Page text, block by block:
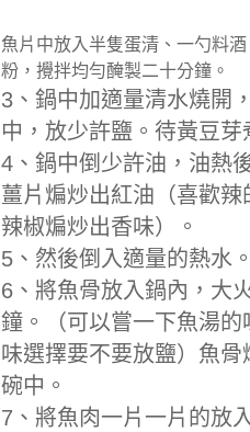
魚片中放入半隻蛋清、一勺料
粉，攪拌均勻醃製二十分鐘。
3、鍋中加適量清水燒開
中，放少許鹽。待黃豆芽
4、鍋中倒少許油，油熱
薑片煸炒出紅油（喜歡
辣椒煸炒出香味）。
5、然後倒入適量的熱水。
6、將魚骨放入鍋內，大
鐘。（可以嘗一下魚湯的
味選擇要不要放鹽）魚
碗中。
7、將魚肉一片一片的放